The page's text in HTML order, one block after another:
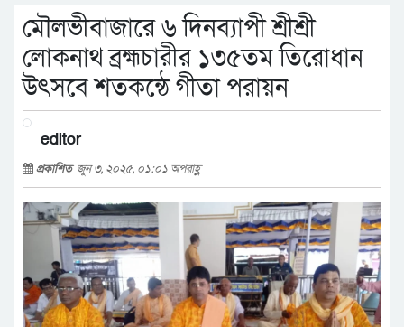
মৌলভীবাজারে ৬ দিনব্যাপী শ্রীশ্রী
লোকনাথ ব্রহ্মচারীর ১৩৫তম তিরোধান
উৎসবে শতকন্ঠে গীতা পরায়ন
editor
প্রকাশিত জুন ৩, ২০২৫, ০১:০১ অপরাহ্ণ